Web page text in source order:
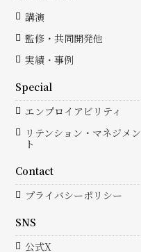
講演
監修・共同開発他
実績・事例
Special
エンプロイアビリティ
リテンション・マネジメン
ト
Contact
プライバシーポリシー
SNS
公式X